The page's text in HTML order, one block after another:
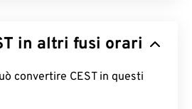
in altri fusi orari
convertire CEST in questi